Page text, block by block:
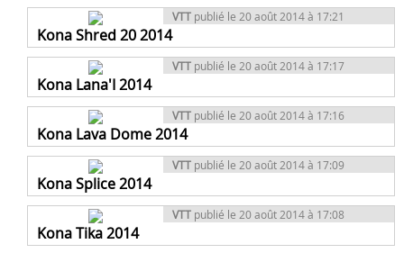
VTT publié le 20 août 2014 à 17:21
Kona Shred 20 2014
VTT publié le 20 août 2014 à 17:17
Kona Lana'I 2014
VTT publié le 20 août 2014 à 17:16
Kona Lava Dome 2014
VTT publié le 20 août 2014 à 17:09
Kona Splice 2014
VTT publié le 20 août 2014 à 17:08
Kona Tika 2014